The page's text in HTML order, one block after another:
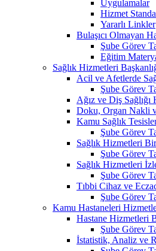
Uygulamalar
Hizmet
Yararlı Linkler
Bulaşıcı Olmayan
Şube Görev
Eğitim
Sağlık Hizmetleri
Acil ve Afetlerde
Şube Görev
Ağız ve Diş Sağlığı
Doku, Organ Nakli
Kamu Sağlık
Şube Görev
Sağlık Hizmetleri
Şube Görev
Sağlık Hizmetleri
Şube Görev
Tıbbi Cihaz ve
Şube Görev
Kamu Hastaneleri
Hastane Hizmetleri
Şube Görev
İstatistik, Analiz ve